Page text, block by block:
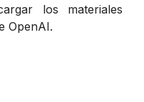
los materiales
OpenAI.